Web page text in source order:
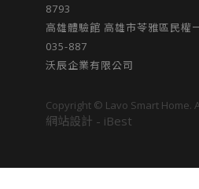
8793
高雄體驗館 高雄市苓雅區民權
035-887
沃辰企業有限公司
Copyright © Lavo Smart Home.
網站設計 - iBest